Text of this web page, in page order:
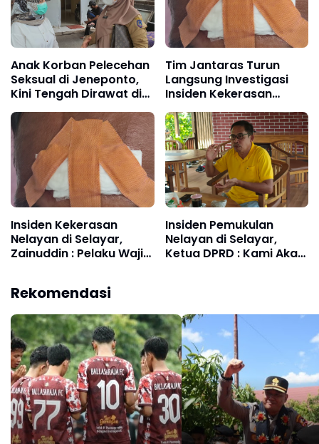
Anak Korban Pelecehan
Seksual di Jeneponto,
Kini Tengah Dirawat di
Rumah Sakit Unhas
Makassar
Tim Jantaras Turun
Langsung Investigasi
Insiden Kekerasan
Nelayan di Selayar
Insiden Kekerasan
Nelayan di Selayar,
Zainuddin : Pelaku Wajib
Insiden Pemukulan
Nelayan di Selayar,
Ketua DPRD : Kami Akan
Rekomendasi